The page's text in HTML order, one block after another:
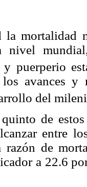
la mortalidad
nivel
y puerperio
avances y
del
de
entre
razón de
a 22.6